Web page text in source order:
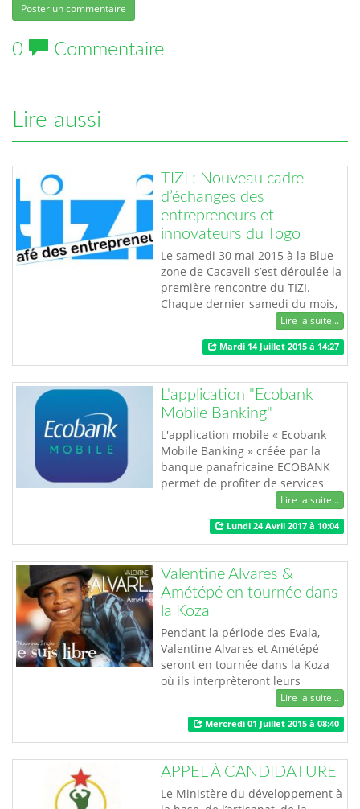
Poster un commentaire
0 Commentaire
Lire aussi
TIZI : Nouveau cadre
d’échanges des
entrepreneurs et
innovateurs du Togo
Le samedi 30 mai 2015 à la Blue
zone de Cacaveli s’est déroulée la
première rencontre du TIZI.
Chaque dernier samedi du mois,
les participants au TIZI
débattront d’un sujet lié à
l’entreprenariat, l’innovation et
aussi des nouvelles tendances
des Technologies de l’Information
et de la Communication. Cadre
d’échanges, les rencontres TIZI se
v…
Lire la suite...
Mardi 14 Juillet 2015 à 14:27
L'application "Ecobank
Mobile Banking"
L'application mobile « Ecobank
Mobile Banking » créée par la
banque panafricaine ECOBANK
permet de profiter de services
bancaires dans le confort de
votre appareil mobile.
L'application fournit un canal
facile à gérer votre compte et
effectuer des transactions
financières d'une manière simple
et sécurisée, c’est-à-dire qu'il est
disponible où que…
Lire la suite...
Lundi 24 Avril 2017 à 10:04
Valentine Alvares &
Amétépé en tournée dans
la Koza
Pendant la période des Evala,
Valentine Alvares et Amétépé
seront en tournée dans la Koza
où ils interprèteront leurs
nouvelles chansons, notamment
le titre " Je suis libre" que vous
pouvez entendre actuellement
sur toutes les radios.
Lire la suite...
Mercredi 01 Juillet 2015 à 08:40
APPEL À CANDIDATURE
Le Ministère du développement à